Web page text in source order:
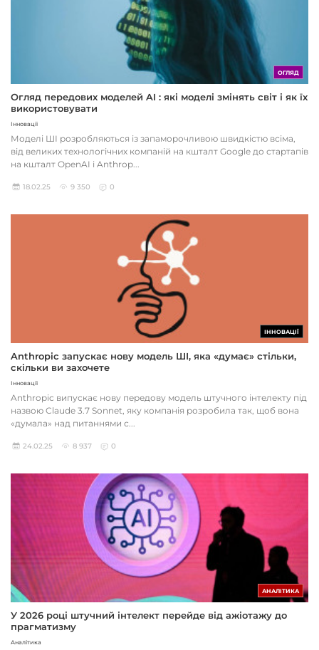
ОГЛЯД
Огляд передових моделей AI : які моделі змінять світ і як їх
використовувати
Інновації
Моделі ШІ розробляються із запаморочливою швидкістю всіма,
від великих технологічних компаній на кшталт Google до стартапів
на кшталт OpenAI і Anthrop...
18.02.25 9 350 0
ІННОВАЦІЇ
Anthropic запускає нову модель ШІ, яка «думає» стільки,
скільки ви захочете
Інновації
Anthropic випускає нову передову модель штучного інтелекту під
назвою Claude 3.7 Sonnet, яку компанія розробила так, щоб вона
«думала» над питаннями с...
24.02.25 8 937 0
АНАЛІТИКА
У 2026 році штучний інтелект перейде від ажіотажу до
прагматизму
Аналітика